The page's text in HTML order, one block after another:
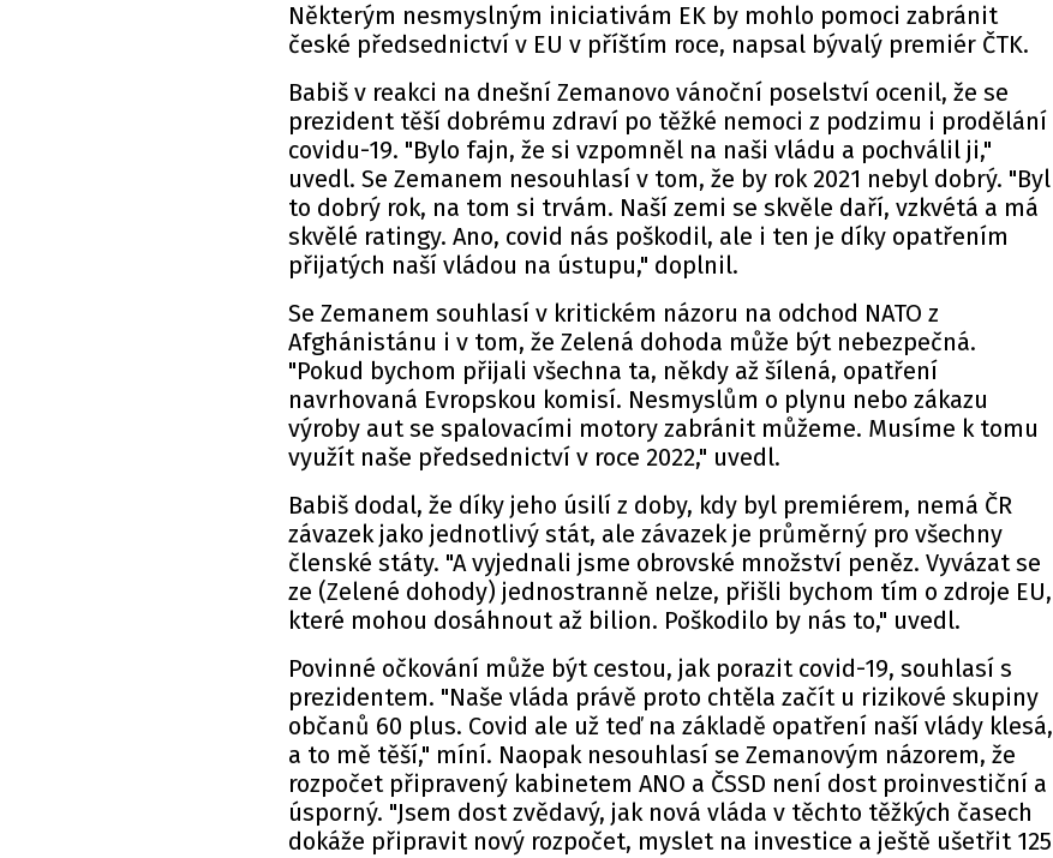
Některým nesmyslným iniciativám EK by mohlo pomoci zabránit
české předsednictví v EU v příštím roce, napsal bývalý premiér ČTK.
Babiš v reakci na dnešní Zemanovo vánoční poselství ocenil, že se
prezident těší dobrému zdraví po těžké nemoci z podzimu i prodělání
covidu-19. "Bylo fajn, že si vzpomněl na naši vládu a pochválil ji,"
uvedl. Se Zemanem nesouhlasí v tom, že by rok 2021 nebyl dobrý. "Byl
to dobrý rok, na tom si trvám. Naší zemi se skvěle daří, vzkvétá a má
skvělé ratingy. Ano, covid nás poškodil, ale i ten je díky opatřením
přijatých naší vládou na ústupu," doplnil.
Se Zemanem souhlasí v kritickém názoru na odchod NATO z
Afghánistánu i v tom, že Zelená dohoda může být nebezpečná.
"Pokud bychom přijali všechna ta, někdy až šílená, opatření
navrhovaná Evropskou komisí. Nesmyslům o plynu nebo zákazu
výroby aut se spalovacími motory zabránit můžeme. Musíme k tomu
využít naše předsednictví v roce 2022," uvedl.
Babiš dodal, že díky jeho úsilí z doby, kdy byl premiérem, nemá ČR
závazek jako jednotlivý stát, ale závazek je průměrný pro všechny
členské státy. "A vyjednali jsme obrovské množství peněz. Vyvázat se
ze (Zelené dohody) jednostranně nelze, přišli bychom tím o zdroje EU,
které mohou dosáhnout až bilion. Poškodilo by nás to," uvedl.
Povinné očkování může být cestou, jak porazit covid-19, souhlasí s
prezidentem. "Naše vláda právě proto chtěla začít u rizikové skupiny
občanů 60 plus. Covid ale už teď na základě opatření naší vlády klesá,
a to mě těší," míní. Naopak nesouhlasí se Zemanovým názorem, že
rozpočet připravený kabinetem ANO a ČSSD není dost proinvestiční a
úsporný. "Jsem dost zvědavý, jak nová vláda v těchto těžkých časech
dokáže připravit nový rozpočet, myslet na investice a ještě ušetřit 125